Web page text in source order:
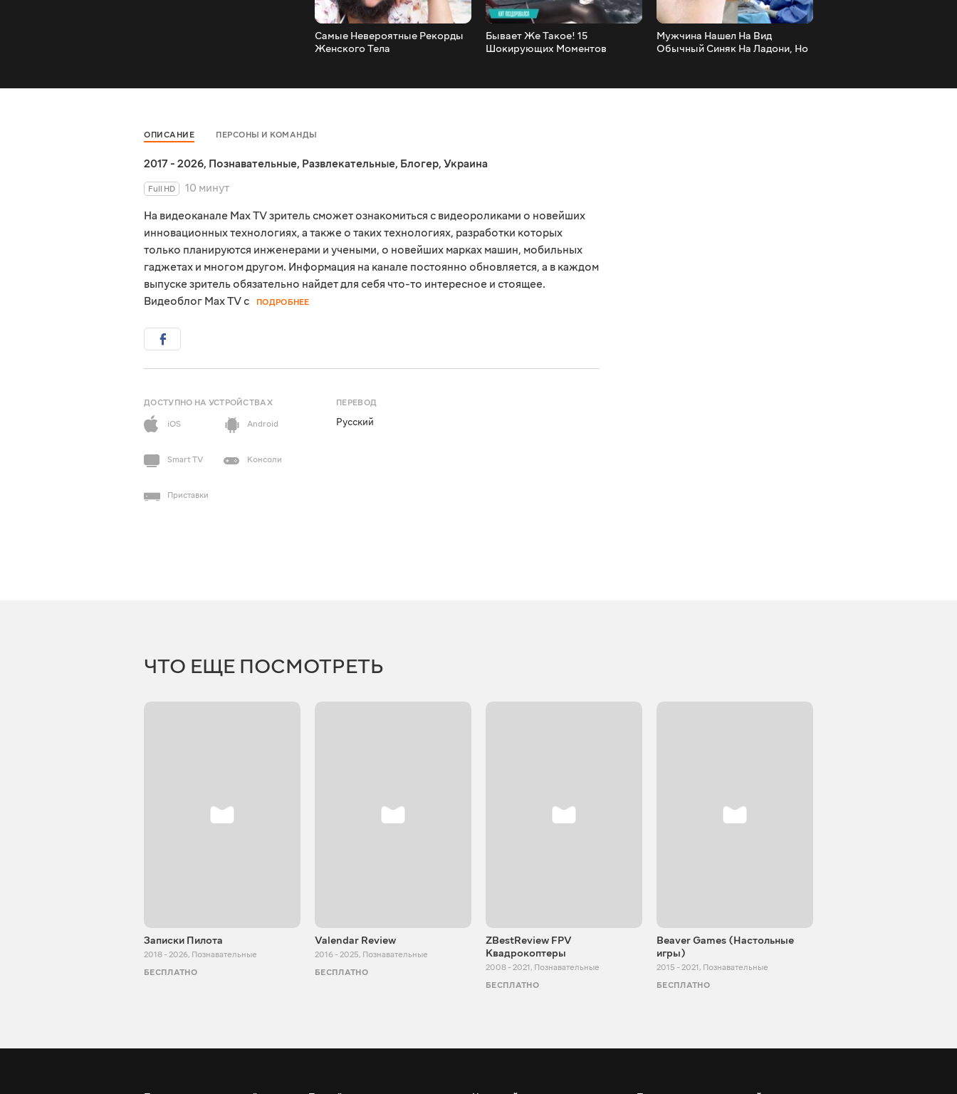
Самые Невероятные Рекорды
Женского Тела
Бывает Же Такое! 15
Шокирующих Моментов
Мужчина Нашел На Вид
Обычный Синяк На Ладони, Но
Ожидал...
ОПИСАНИЕ ПЕРСОНЫ И КОМАНДЫ
2017 - 2026, Познавательные, Развлекательные, Блогер, Украина
Full HD
10 минут
На видеоканале Max TV зритель сможет ознакомиться с видеороликами о новейших
инновационных технологиях, а также о таких технологиях, разработки которых
только планируются инженерами и учеными, о новейших марках машин, мобильных
гаджетах и многом другом. Информация на канале постоянно обновляется, а в каждом
выпуске зритель обязательно найдет для себя что-то интересное и стоящее.
Видеоблог Max TV с
ПОДРОБНЕЕ
ДОСТУПНО НА УСТРОЙСТВАХ
iOS
Android
Smart TV Консоли
Приставки
ПЕРЕВОД
Русский
ЧТО ЕЩЕ ПОСМОТРЕТЬ
Записки Пилота
2018 - 2026, Познавательные
БЕСПЛАТНО
Valendar Review
2016 - 2025, Познавательные
БЕСПЛАТНО
ZBestReview FPV
Квадрокоптеры
2008 - 2021, Познавательные
БЕСПЛАТНО
Beaver Games (Настольные
игры)
2015 - 2021, Познавательные
БЕСПЛАТНО